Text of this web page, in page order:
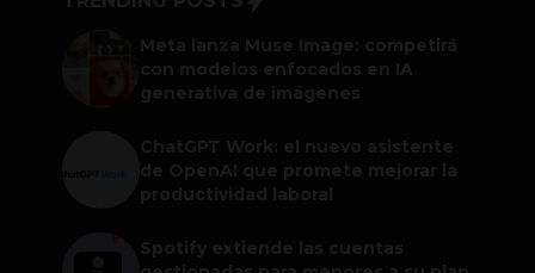
Meta lanza Muse Image: competirá
con modelos enfocados en IA
generativa de imágenes
ChatGPT Work: el nuevo asistente
de OpenAI que promete mejorar la
productividad laboral
Spotify extiende las cuentas